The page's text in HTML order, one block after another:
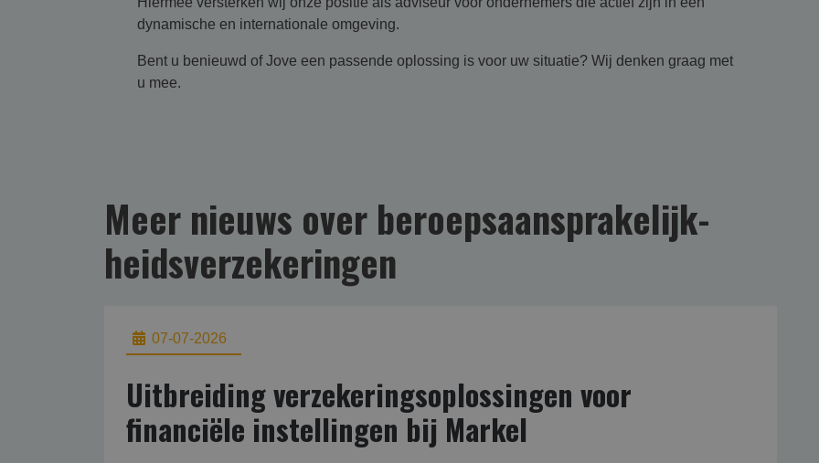
dynamische en internationale omgeving.
Bent u benieuwd of Jove een passende oplossing is voor uw situatie? Wij denken graag met
u mee.
Meer nieuws over beroepsaansprakelijk­
heids­verzekering­en
07-07-2026
Uitbreiding verzekeringsoplossingen voor
financiële instellingen bij Markel